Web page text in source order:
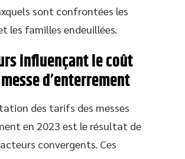
sont confrontées les
les familles endeuillées.
influençant le coût
d’enterrement
des tarifs des messes
en 2023 est le résultat de
convergents. Ces